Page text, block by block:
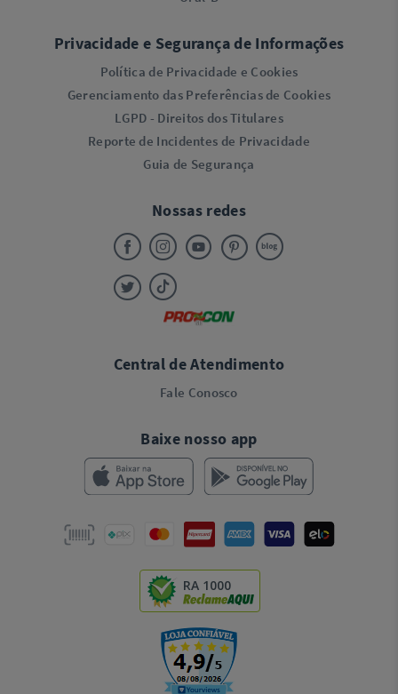
Privacidade e Segurança de Informações
Política de Privacidade e Cookies
Gerenciamento das Preferências de Cookies
LGPD - Direitos dos Titulares
Reporte de Incidentes de Privacidade
Guia de Segurança
Nossas redes
Central de Atendimento
Fale Conosco
Baixe nosso app
RA 1000